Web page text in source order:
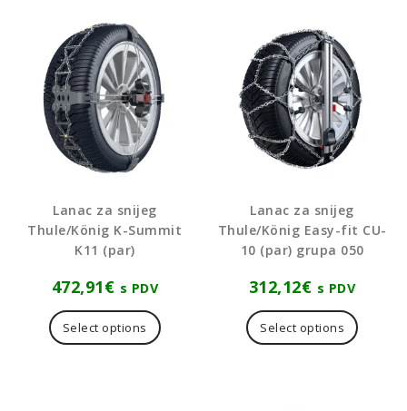
Lanac za snijeg
Thule/König K-Summit
K11 (par)
472,91€ s PDV
Select options
Lanac za snijeg
Thule/König Easy-fit CU-
10 (par) grupa 050
312,12€ s PDV
Select options